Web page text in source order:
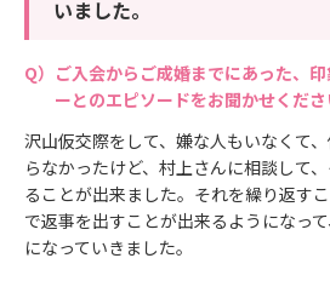
いました。
ご入会からご成婚までにあった、
ーとのエピソードをお聞かせくださ
沢山仮交際をして、嫌な人もいなくて
らなかったけど、村上さんに相談して
ることが出来ました。それを繰り返す
で返事を出すことが出来るようになっ
になっていきました。